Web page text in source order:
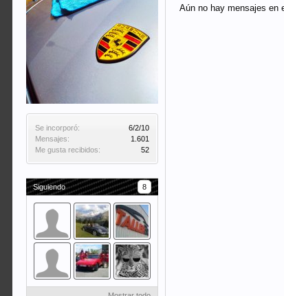
Se incorporó:
6/2/10
Mensajes:
1.601
Me gusta recibidos:
52
Siguiendo 8
Aún no hay mensajes en